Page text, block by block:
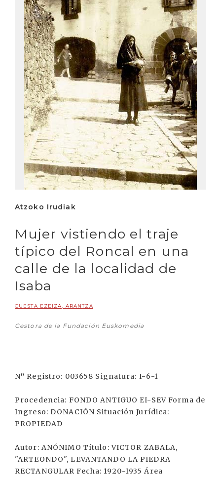
Atzoko Irudiak
Mujer vistiendo el traje
típico del Roncal en una
calle de la localidad de
Isaba
CUESTA EZEIZA, ARANTZA
Gestora de la Fundación Euskomedia
Nº Registro: 003658 Signatura: I-6-1
Procedencia: FONDO ANTIGUO EI-SEV Forma de
Ingreso: DONACIÓN Situación Jurídica:
PROPIEDAD
Autor: ANÓNIMO Título: VICTOR ZABALA,
"ARTEONDO", LEVANTANDO LA PIEDRA
RECTANGULAR Fecha: 1920-1935 Área